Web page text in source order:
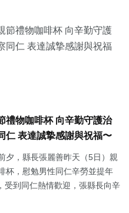
禮物咖啡杯 向辛勤守護治
仁 表達誠摯感謝與祝福〜
夕，縣長張麗善昨天（5日）親
杯，慰勉男性同仁辛勞並提年
到同仁熱情歡迎，張縣長向辛